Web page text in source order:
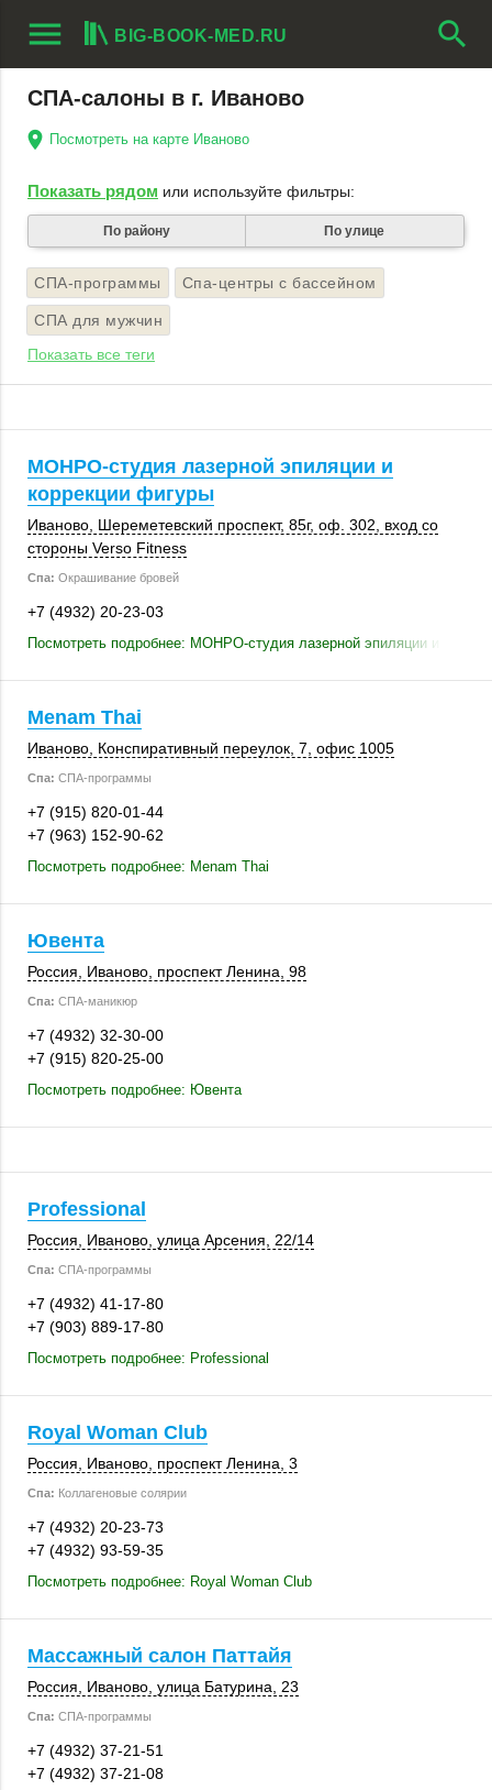
menu BIG-BOOK-MED.RU search
СПА-салоны в г. Иваново
Посмотреть на карте Иваново
Показать рядом или используйте фильтры:
По району По улице
СПА-программы Спа-центры с бассейном
СПА для мужчин
Показать все теги
МОНРО-студия лазерной эпиляции и
коррекции фигуры
Иваново , Шереметевский проспект, 85г, оф. 302 , вход со
стороны Verso Fitness
Спа: Окрашивание бровей
+7 (4932) 20-23-03
Посмотреть подробнее: МОНРО-студия лазерной эпиляции и
Menam Thai
Иваново , Конспиративный переулок, 7, офис 1005
Спа: СПА-программы
+7 (915) 820-01-44
+7 (963) 152-90-62
Посмотреть подробнее: Menam Thai
Ювента
Россия Иваново проспект Ленина, 98
Спа: СПА-маникюр
+7 (4932) 32-30-00
+7 (915) 820-25-00
Посмотреть подробнее: Ювента
Professional
Россия Иваново улица Арсения 22/14
Спа: СПА-программы
+7 (4932) 41-17-80
+7 (903) 889-17-80
Посмотреть подробнее: Professional
Royal Woman Club
Россия Иваново проспект Ленина, 3
Спа: Коллагеновые солярии
+7 (4932) 20-23-73
+7 (4932) 93-59-35
Посмотреть подробнее: Royal Woman Club
Массажный салон Паттайя
Россия Иваново улица Батурина, 23
Спа: СПА-программы
+7 (4932) 37-21-51
+7 (4932) 37-21-08